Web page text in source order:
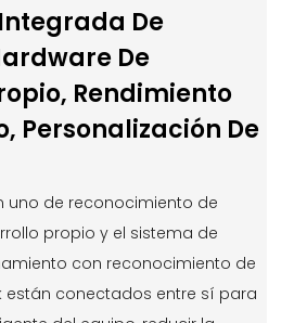
De
De
Rendimiento
Personalización De
uno de reconocimiento de
propio y el sistema de
con reconocimiento de
están conectados entre sí para